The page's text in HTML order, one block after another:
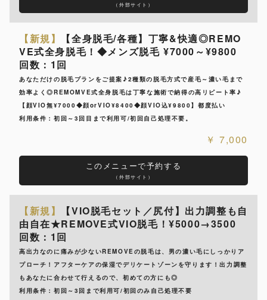
（外部サイト）
【新規】
【全身脱毛/各種】丁寧&快適◎REMO
VE式全身脱毛！◆メンズ脱毛 ¥7000～¥9800
回数：1回
あなただけの脱毛プランをご提案♪2種類の脱毛方式で産毛～濃い毛まで
効率よく◎REMOMVE式全身脱毛は丁寧な施術で納得の高リピート率♪
【顔VIO無¥7000◆顔orVIO¥8400◆顔VIO込¥9800】都度払い
利用条件：初回～3回目まで利用可/初回自己処理不要。
7,000
このメニューで予約する
（外部サイト）
【新規】
【VIO脱毛セット／尻付】出力調整も自
由自在★REMOVE式VIO脱毛！¥5000→3500
回数：1回
高出力なのに痛みが少ないREMOVEの脱毛は、男の濃い毛にしっかりア
プローチ！アフターケアの保湿でデリケートゾーンを守ります！出力調整
もあなたに合わせて行えるので、初めての方にも◎
利用条件：初回～3回まで利用可/初回のみ自己処理不要